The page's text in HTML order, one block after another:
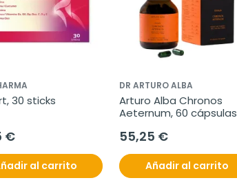
30 sticks
€
al carrito
DR ARTURO ALBA
Arturo Alba Chronos
Aeternum, 60 cápsulas
55,25 €
Añadir al carrito